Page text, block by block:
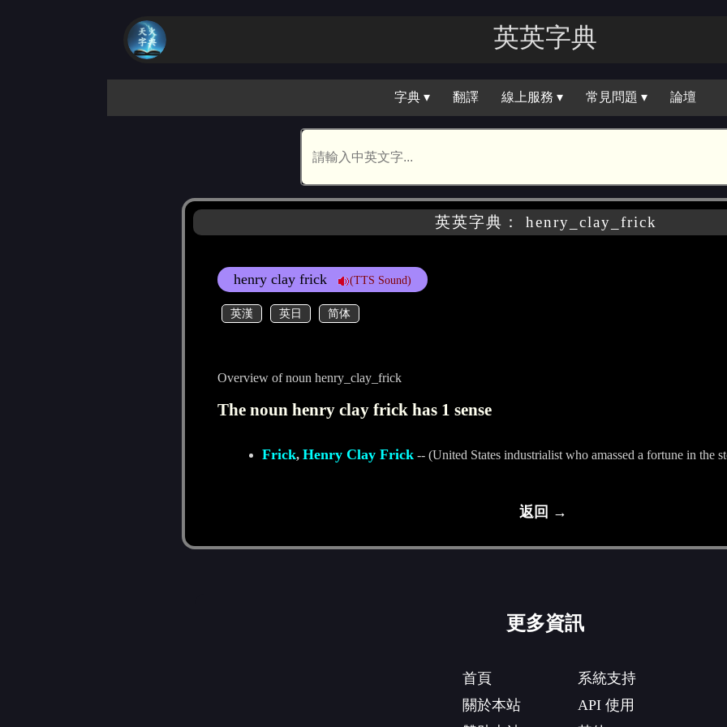
英英字典
字典 ▾ 翻譯 線上服務 ▾ 常見問題 ▾ 論壇
英英字典： henry_clay_frick
henry clay frick (TTS Sound)
英漢 英日 简体
Overview of noun henry_clay_frick
The noun henry clay frick has 1 sense
Frick, Henry Clay Frick -- (United States industrialist who amassed a fortune in the
返回 →
更多資訊
首頁
關於本站
系統支持
API 使用